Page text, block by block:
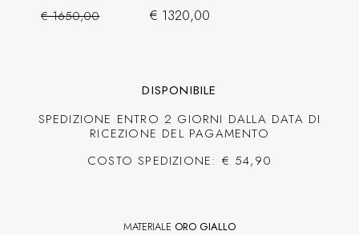
€ 1650,00 € 1320,00
DISPONIBILE
SPEDIZIONE ENTRO 2 GIORNI DALLA DATA DI
RICEZIONE DEL PAGAMENTO
COSTO SPEDIZIONE: € 54,90
MATERIALE ORO GIALLO